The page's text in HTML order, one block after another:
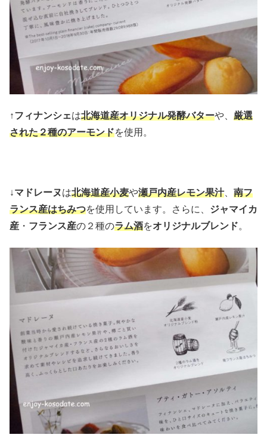
↑フィナンシェは北海道産オリジナル発酵バターや、 厳選
された２種のアーモンドを使用。
↓マドレーヌは北海道産小麦や瀬戸内産レモン果汁、 南フ
ランス産はちみつを使用しています。さらに、 ジャマイカ
産 ・ フランス産の２種のラム酒をオリジナルブレンド。